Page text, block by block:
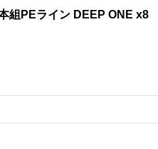
組PEライン DEEP ONE x8